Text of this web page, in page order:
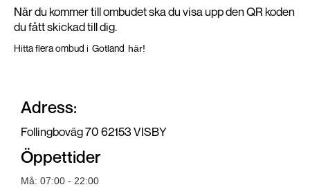
När du kommer till ombudet ska du visa upp den QR koden
du fått skickad till dig.
Hitta flera ombud i Gotland här!
Adress:
Follingboväg 70 62153 VISBY
Öppettider
Må: 07:00 - 22:00